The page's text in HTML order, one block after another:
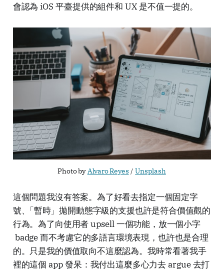
會認為 iOS 平臺提供的組件和 UX 是不值一提的。
Photo byAlvaro Reyes / Unsplash
這個問題我沒有答案。為了好看去指定一個固定字
號、 「暫時」拋開動態字級的支援也許是符合價值觀的
行為。為了向使用者 upsell 一個功能，放一個小字
badge而不考慮它的多語言環境表現，也許也是合理
的。只是我的價值取向不這麼認為。我時常看著我手
裡的這個 app發呆：我付出這麼多心力去argue 去打